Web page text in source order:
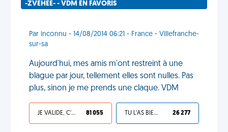
-ZVEHEE- - VDM EN FAVORIS
Par inconnu - 14/08/2014 06:21 - France - Villefranche-
sur-sa
Aujourd'hui, mes amis m'ont restreint à une
blague par jour, tellement elles sont nulles. Pas
plus, sinon je me prends une claque. VDM
JE VALIDE, C'EST UNE VDM 81 055 TU L'AS BIEN MÉRITÉ 26 277